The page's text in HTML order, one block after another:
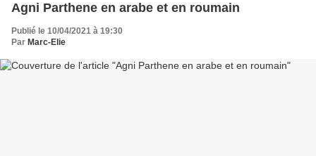
Agni Parthene en arabe et en roumain
Publié le 10/04/2021 à 19:30
Par Marc-Elie